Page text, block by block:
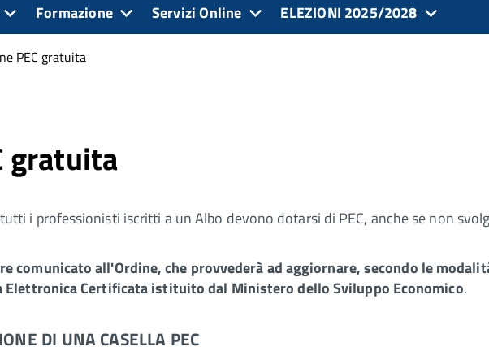
Formazione Servizi Online
ELEZIONI 2025/2028
PEC gratuita
gratuita
i professionisti iscritti a un Albo devono dotarsi di PEC, anche se non
comunicato all'Ordine, che provvederà ad aggiornare, secondo le
Elettronica Certificata istituito dal Ministero dello Sviluppo Economico.
DI UNA CASELLA PEC